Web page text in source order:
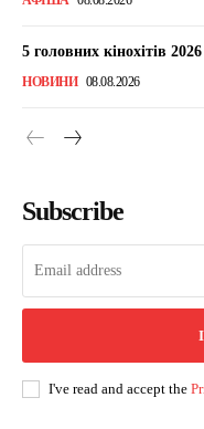
5 головних кінохітів
НОВИНИ 08.08.2026
Subscribe
I've read and accept the